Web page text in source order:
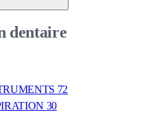
dentaire
72
30